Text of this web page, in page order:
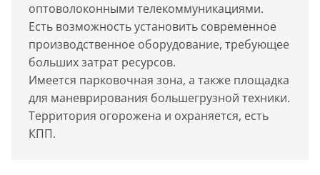
оптоволоконными телекоммуникациями.
Есть возможность установить современное
производственное оборудование, требующее
больших затрат ресурсов.
Имеется парковочная зона, а также площадка
для маневрирования большегрузной техники.
Территория огорожена и охраняется, есть
КПП.